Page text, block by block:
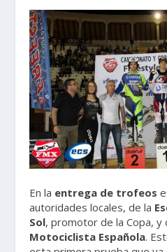
En la entrega de trofeos
autoridades locales, de la
Sol, promotor de la Copa, y
Motociclista Española.